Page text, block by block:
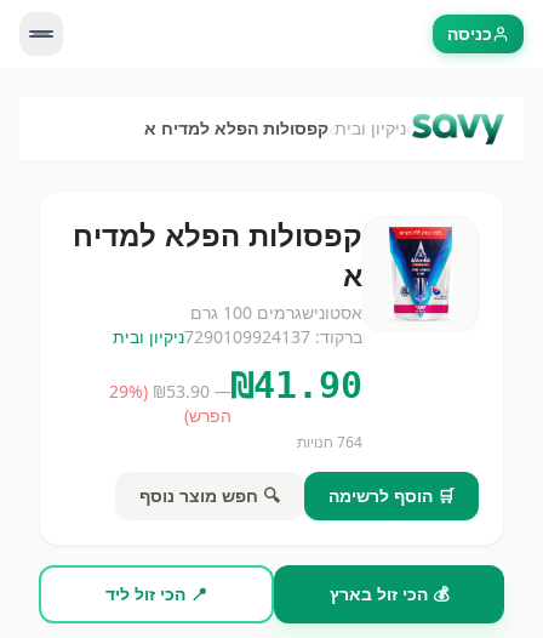
כניסה
›ניקיון ובית›קפסולות הפלא למדיח א
קפסולות הפלא למדיח
א
אסטונישגרמים 100 גרם
ברקוד: 7290109924137ניקיון ובית
₪41.90
— ₪
53.90
(
29%
הפרש)
764 חנויות
🛒 הוסף לרשימה 🔍 חפש מוצר נוסף
💰 הכי זול בארץ 📍 הכי זול ליד